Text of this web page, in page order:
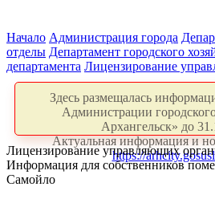
Начало Администрация города
отделы Департамент городского
департамента Лицензирование
Здесь размещалась
Администрации
Архангельск» до
Актуальная информация и
https://
Лицензирование управляющих
Информация для собственников
Самойло